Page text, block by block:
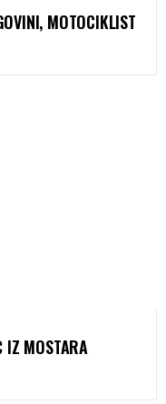
MOTOCIKLIST
IZ MOSTARA